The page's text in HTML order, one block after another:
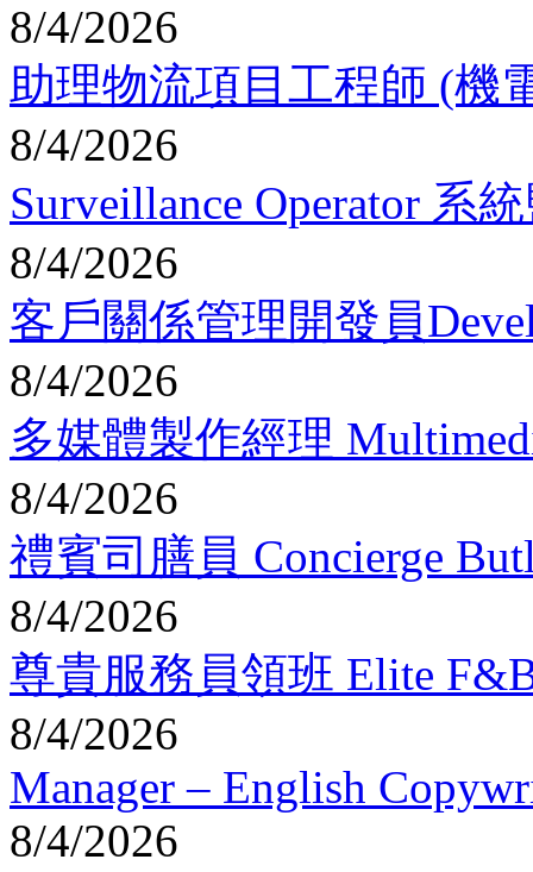
8/4/2026
助理物流項目工程師 (機
8/4/2026
Surveillance Operator 系
8/4/2026
客戶關係管理開發員
8/4/2026
多媒體製作經理
8/4/2026
禮賓司膳員 Concierge
8/4/2026
尊貴服務員領班 Elite F&B
8/4/2026
Manager – English
8/4/2026